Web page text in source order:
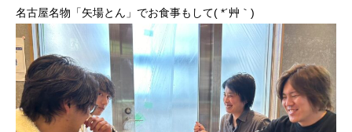
名古屋名物「矢場とん」でお食事もして( *´艸｀)